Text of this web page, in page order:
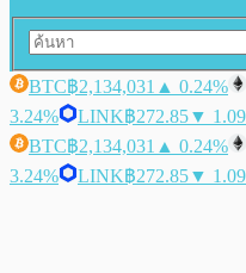
BTC฿2,134,031 ▲ 0.24%
3.24%
LINK฿272.85▼
BTC฿2,134,031 ▲ 0.24%
3.24%
LINK฿272.85▼